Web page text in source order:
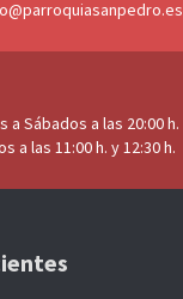
a Sábados a las 20:00 h.
a las 11:00 h. y 12:30 h.